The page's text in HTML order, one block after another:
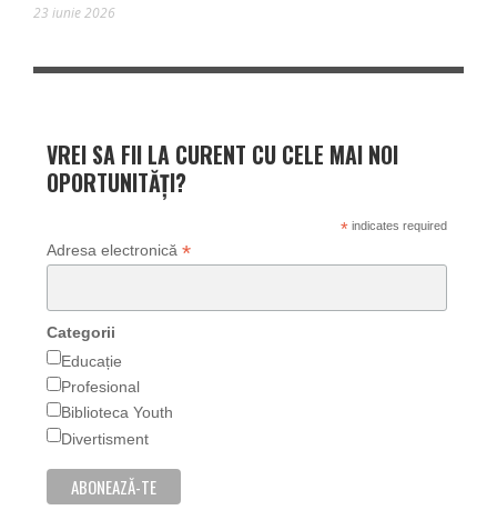
23 iunie 2026
VREI SA FII LA CURENT CU CELE MAI NOI
OPORTUNITĂȚI?
*indicates required
Adresa electronică *
Categorii
Educație
Profesional
Biblioteca Youth
Divertisment